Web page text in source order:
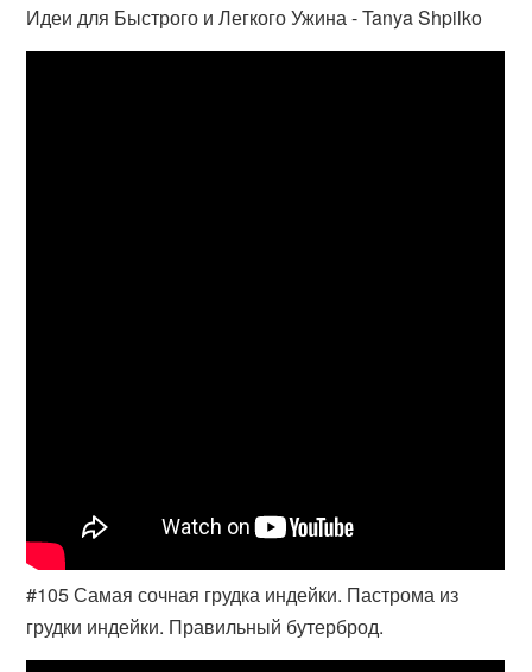
Идеи для Быстрого и Легкого Ужина - Tanya Shpilko
#105 Самая сочная грудка индейки. Пастрома из
грудки индейки. Правильный бутерброд.